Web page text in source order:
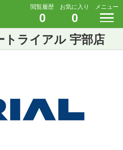
閲覧履歴
0
お気に入り
0
メニュー
トライアル 宇部店